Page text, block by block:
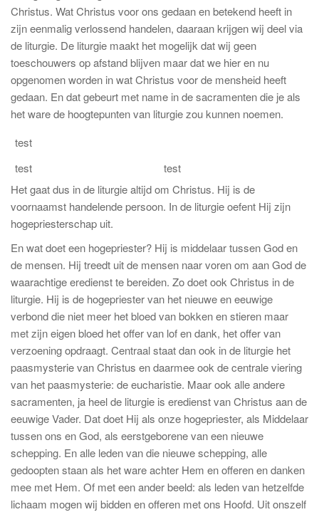
Christus. Wat Christus voor ons gedaan en betekend heeft in
zijn eenmalig verlossend handelen, daaraan krijgen wij deel via
de liturgie. De liturgie maakt het mogelijk dat wij geen
toeschouwers op afstand blijven maar dat we hier en nu
opgenomen worden in wat Christus voor de mensheid heeft
gedaan. En dat gebeurt met name in de sacramenten die je als
het ware de hoogtepunten van liturgie zou kunnen noemen.
test
test
test
Het gaat dus in de liturgie altijd om Christus. Hij is de
voornaamst handelende persoon. In de liturgie oefent Hij zijn
hogepriesterschap uit.
En wat doet een hogepriester? Hij is middelaar tussen God en
de mensen. Hij treedt uit de mensen naar voren om aan God de
waarachtige eredienst te bereiden. Zo doet ook Christus in de
liturgie. Hij is de hogepriester van het nieuwe en eeuwige
verbond die niet meer het bloed van bokken en stieren maar
met zijn eigen bloed het offer van lof en dank, het offer van
verzoening opdraagt. Centraal staat dan ook in de liturgie het
paasmysterie van Christus en daarmee ook de centrale viering
van het paasmysterie: de eucharistie. Maar ook alle andere
sacramenten, ja heel de liturgie is eredienst van Christus aan de
eeuwige Vader. Dat doet Hij als onze hogepriester, als Middelaar
tussen ons en God, als eerstgeborene van een nieuwe
schepping. En alle leden van die nieuwe schepping, alle
gedoopten staan als het ware achter Hem en offeren en danken
mee met Hem. Of met een ander beeld: als leden van hetzelfde
lichaam mogen wij bidden en offeren met ons Hoofd. Uit onszelf